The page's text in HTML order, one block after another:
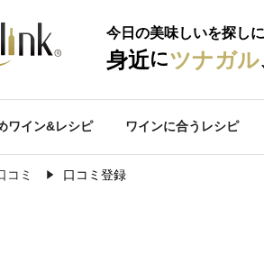
今日の美味しいを探しに
身近にツナガル
ワイン&レシピ ワインに合うレシピ
コミ 口コミ登録